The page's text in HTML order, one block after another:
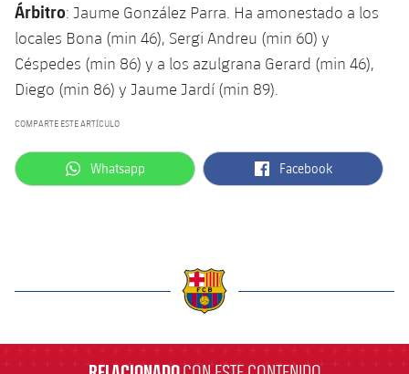
Árbitro: Jaume González Parra. Ha amonestado a los
locales Bona (min 46), Sergi Andreu (min 60) y
Céspedes (min 86) y a los azulgrana Gerard (min 46),
Diego (min 86) y Jaume Jardí (min 89).
COMPARTE ESTE ARTÍCULO
label.aria.whatsapp
Whatsapp label.aria.facebook
Facebook